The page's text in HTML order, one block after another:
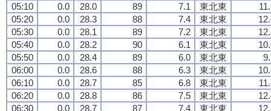
05:10
0.0 28.0 89 7.1 東北東
05:20
0.0 28.3 88 7.4 東北東
05:30
0.0 28.1 89 7.2 東北東
05:40
0.0 28.2 90 6.1 東北東
05:50
0.0 28.4 89 6.0 東北東
06:00
0.0 28.6 88 6.3 東北東
06:10
0.0 28.7 85 6.8 東北東
06:20
0.0 28.8 86 7.5 東北東
06:30
0.0 28.7 87 7.4 東北東